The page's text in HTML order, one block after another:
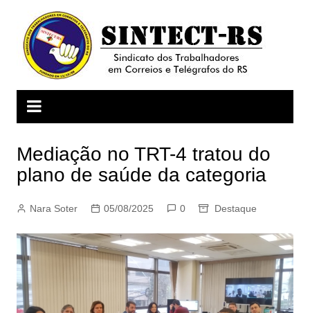
conteúdo
Mediação no TRT-4 tratou do
plano de saúde da categoria
Nara Soter 05/08/2025 0 Destaque